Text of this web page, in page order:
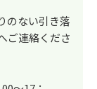
のない引き落
ご連絡くださ